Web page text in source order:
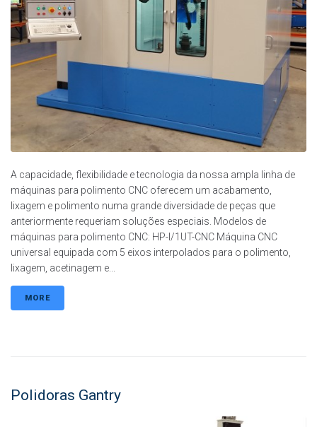
A capacidade, flexibilidade e tecnologia da nossa ampla linha de
máquinas para polimento CNC oferecem um acabamento,
lixagem e polimento numa grande diversidade de peças que
anteriormente requeriam soluções especiais. Modelos de
máquinas para polimento CNC: HP-I/1UT-CNC Máquina CNC
universal equipada com 5 eixos interpolados para o polimento,
lixagem, acetinagem e...
MORE
Polidoras Gantry